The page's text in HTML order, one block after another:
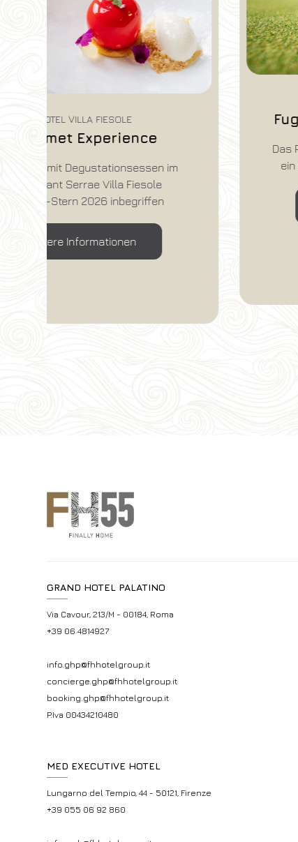
Fuga Golf Lovers & Gourmet
Das Paket beinhaltet: Übernachtung und
ein Abendessen mit Blick auf Florenz
Weitere Informationen
GRAND HOTEL PALATINO
Via Cavour, 213/M - 00184, Roma
+39 06 4814927
info.ghp@fhhotelgroup.it
concierge.ghp@fhhotelgroup.it
booking.ghp@fhhotelgroup.it
P.Iva 00434210480
MED EXECUTIVE HOTEL
Lungarno del Tempio, 44 - 50121, Firenze
+39 055 06 92 860